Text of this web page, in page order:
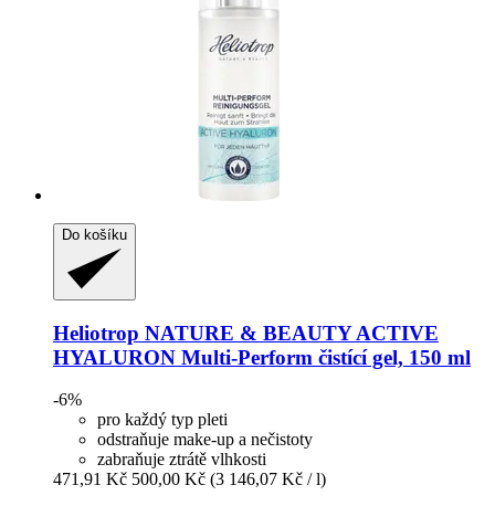
Do košíku
Heliotrop NATURE & BEAUTYACTIVE
HYALURON Multi-​Perform čistící gel, 150 ml
-6%
pro každý typ pleti
odstraňuje make-up a nečistoty
zabraňuje ztrátě vlhkosti
471,91 Kč 500,00 Kč (3 146,07 Kč / l)